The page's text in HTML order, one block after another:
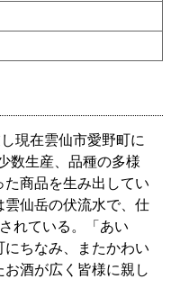
現在雲仙市愛野町に
数生産、品種の多様
商品を生み出してい
雲仙岳の伏流水で、仕
れている。「あい
ちなみ、またかわい
酒が広く皆様に親し